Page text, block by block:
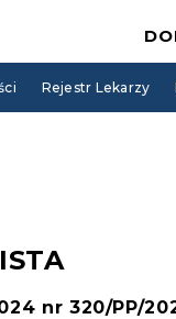
Rejestr Lekarzy
nr 320/PP/